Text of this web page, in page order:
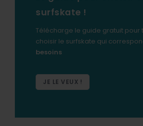
surfskate !
Télécharge le guide gratuit pour
choisir le surfskate qui
besoins
JE LE VEUX !